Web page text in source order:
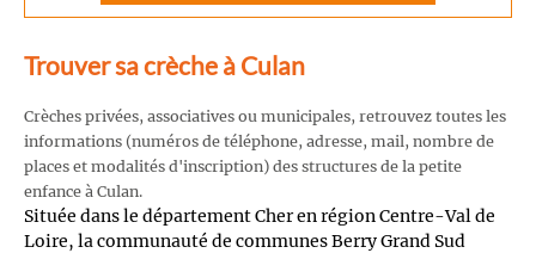
Trouver sa crèche à Culan
Crèches privées, associatives ou municipales, retrouvez toutes les
informations (numéros de téléphone, adresse, mail, nombre de
places et modalités d'inscription) des structures de la petite
enfance à Culan.
Située dans le département Cher en région Centre-Val de
Loire, la communauté de communes Berry Grand Sud